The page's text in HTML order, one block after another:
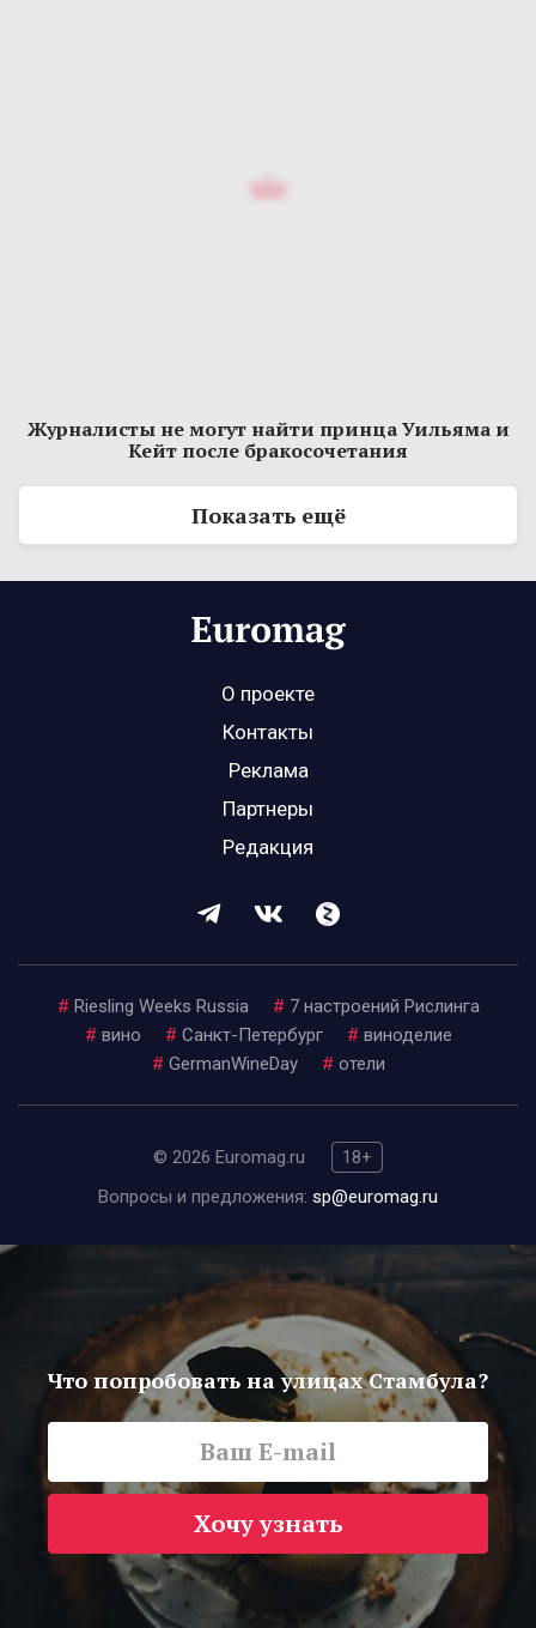
Журналисты не могут найти принца Уильяма и
Кейт после бракосочетания
Показать ещё
О проекте
Контакты
Реклама
Партнеры
Редакция
# Riesling Weeks Russia # 7 настроений Рислинга
# вино # Санкт-Петербург # виноделие
# GermanWineDay # отели
© 2026 Euromag.ru
18+
Вопросы и предложения: sp@euromag.ru
Что попробовать на улицах Стамбула?
Хочу узнать